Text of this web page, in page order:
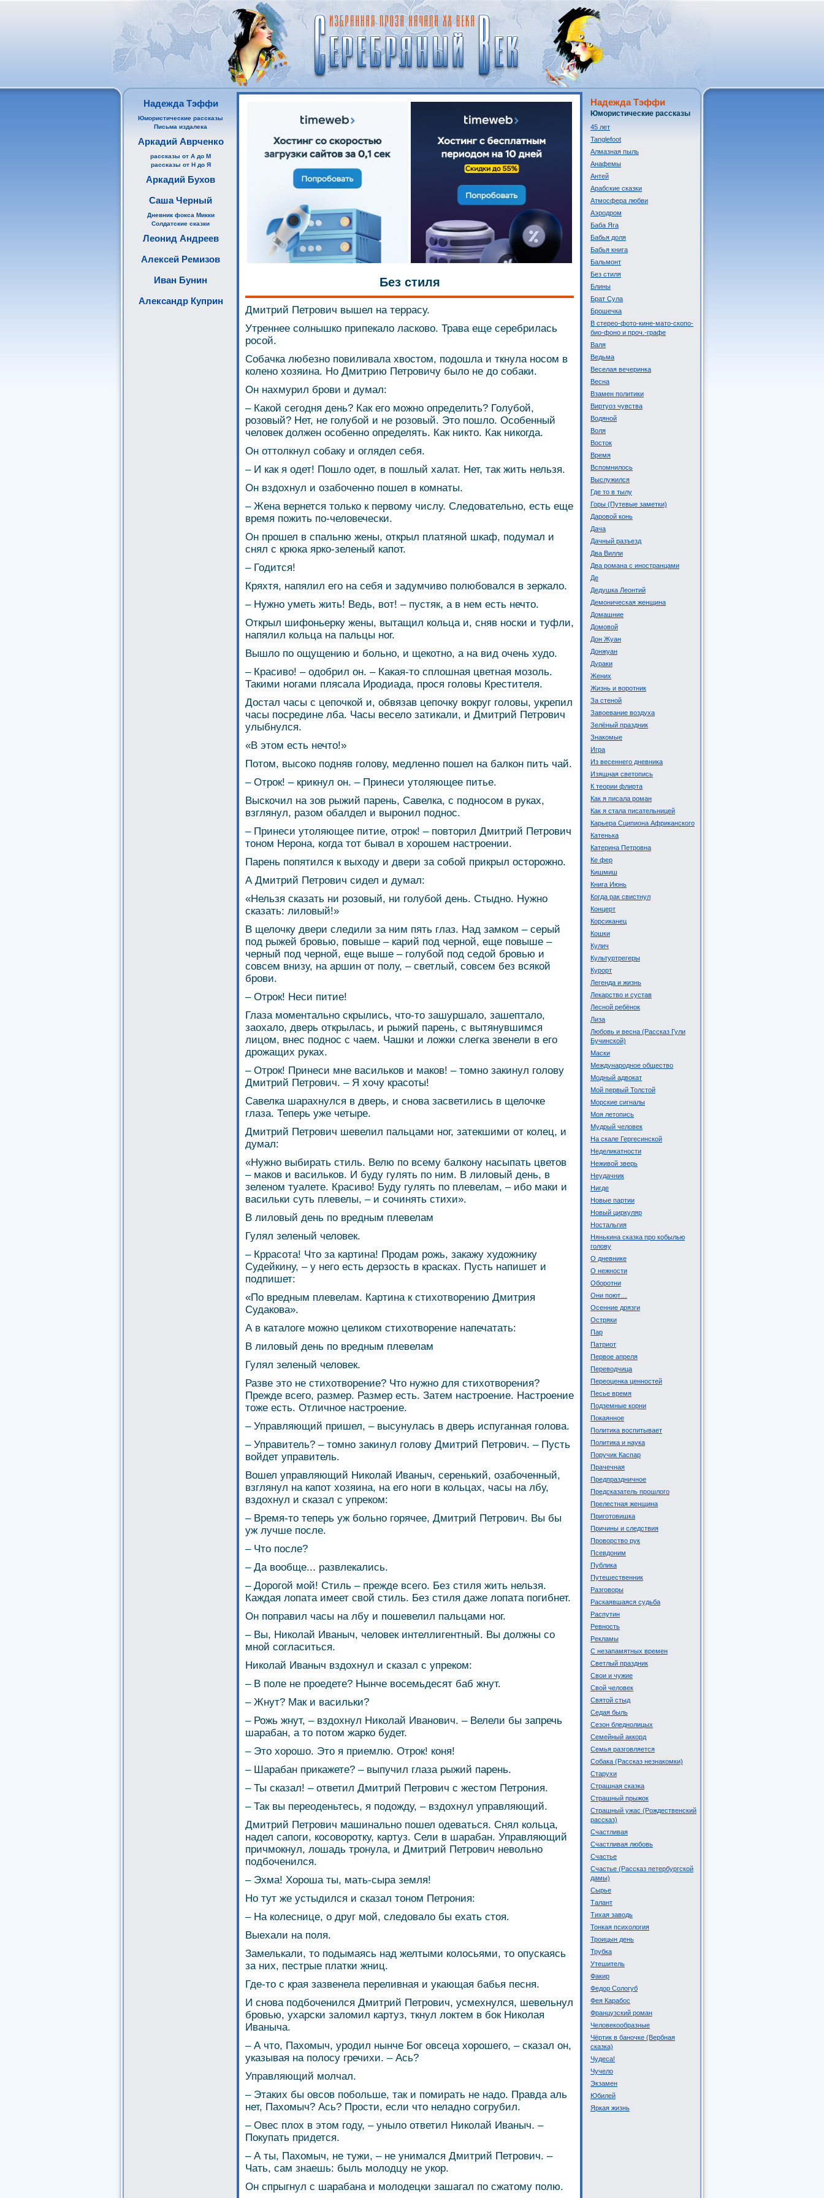
Надежда Тэффи
Юмористические рассказы
Письма издалека
Аркадий Аврченко
рассказы от А до М
рассказы от Н до Я
Аркадий Бухов
Саша Черный
Дневник фокса Микки
Солдатские сказки
Леонид Андреев
Алексей Ремизов
Иван Бунин
Александр Куприн
Надежда Тэффи
Юмористические рассказы
45 лет
Tanglefoot
Алмазная пыль
Анафемы
Антей
Арабские сказки
Атмосфера любви
Аэродром
Баба Яга
Бабья доля
Бабья книга
Бальмонт
Без стиля
Блины
Брат Сула
Брошечка
В стерео-фото-кине-мато-скопо-
био-фоно и проч.-графе
Валя
Ведьма
Веселая вечеринка
Весна
Взамен политики
Виртуоз чувства
Водяной
Воля
Восток
Время
Вспомнилось
Выслужился
Где то в тылу
Горы (Путевые заметки)
Даровой конь
Дача
Дачный разъезд
Два Вилли
Два романа с иностранцами
Де
Дедушка Леонтий
Демоническая женщина
Домашние
Домовой
Дон Жуан
Донжуан
Дураки
Жених
Жизнь и воротник
За стеной
Завоевание воздуха
Зелёный праздник
Знакомые
Игра
Из весеннего дневника
Изящная светопись
К теории флирта
Как я писала роман
Как я стала писательницей
Карьера Сципиона Африканского
Катенька
Катерина Петровна
Ке фер
Кишмиш
Книга Июнь
Когда рак свистнул
Концерт
Корсиканец
Кошки
Кулич
Культуртрегеры
Курорт
Легенда и жизнь
Лекарство и сустав
Лесной ребёнок
Лиза
Любовь и весна (Рассказ Гули
Бучинской)
Маски
Международное общество
Модный адвокат
Мой первый Толстой
Морские сигналы
Моя летопись
Мудрый человек
На скале Гергесинской
Неделикатности
Неживой зверь
Неудачник
Нигде
Новые партии
Новый циркуляр
Ностальгия
Нянькина сказка про кобылью
голову
О дневнике
О нежности
Оборотни
Они поют…
Осенние дрязги
Остряки
Пар
Патриот
Первое апреля
Переводчица
Переоценка ценностей
Песье время
Подземные корни
Покаянное
Политика воспитывает
Политика и наука
Поручик Каспар
Прачечная
Предпраздничное
Предсказатель прошлого
Прелестная женщина
Приготовишка
Причины и следствия
Проворство рук
Псевдоним
Публика
Путешественник
Разговоры
Раскаявшаяся судьба
Распутин
Ревность
Рекламы
С незапамятных времен
Светлый праздник
Свои и чужие
Свой человек
Святой стыд
Седая быль
Сезон бледнолицых
Семейный аккорд
Семья разговляется
Собака (Рассказ незнакомки)
Старухи
Страшная сказка
Страшный прыжок
Страшный ужас (Рождественский
рассказ)
Счастливая
Счастливая любовь
Счастье
Счастье (Рассказ петербургской
дамы)
Сырье
Талант
Тихая заводь
Тонкая психология
Троицын день
Трубка
Утешитель
Факир
Федор Сологуб
Фея Карабос
Французский роман
Человекообразные
Чёртик в баночке (Вербная
сказка)
Чудеса!
Чучело
Экзамен
Юбилей
Яркая жизнь
Без стиля
Дмитрий Петрович вышел на террасу.
Утреннее солнышко припекало ласково. Трава еще серебрилась
росой.
Собачка любезно повиливала хвостом, подошла и ткнула носом в
колено хозяина. Но Дмитрию Петровичу было не до собаки.
Он нахмурил брови и думал:
– Какой сегодня день? Как его можно определить? Голубой,
розовый? Нет, не голубой и не розовый. Это пошло. Особенный
человек должен особенно определять. Как никто. Как никогда.
Он оттолкнул собаку и оглядел себя.
– И как я одет! Пошло одет, в пошлый халат. Нет, так жить нельзя.
Он вздохнул и озабоченно пошел в комнаты.
– Жена вернется только к первому числу. Следовательно, есть еще
время пожить по-человечески.
Он прошел в спальню жены, открыл платяной шкаф, подумал и
снял с крюка ярко-зеленый капот.
– Годится!
Кряхтя, напялил его на себя и задумчиво полюбовался в зеркало.
– Нужно уметь жить! Ведь, вот! – пустяк, а в нем есть нечто.
Открыл шифоньерку жены, вытащил кольца и, сняв носки и туфли,
напялил кольца на пальцы ног.
Вышло по ощущению и больно, и щекотно, а на вид очень худо.
– Красиво! – одобрил он. – Какая-то сплошная цветная мозоль.
Такими ногами плясала Иродиада, прося головы Крестителя.
Достал часы с цепочкой и, обвязав цепочку вокруг головы, укрепил
часы посредине лба. Часы весело затикали, и Дмитрий Петрович
улыбнулся.
«В этом есть нечто!»
Потом, высоко подняв голову, медленно пошел на балкон пить чай.
– Отрок! – крикнул он. – Принеси утоляющее питье.
Выскочил на зов рыжий парень, Савелка, с подносом в руках,
взглянул, разом обалдел и выронил поднос.
– Принеси утоляющее питие, отрок! – повторил Дмитрий Петрович
тоном Нерона, когда тот бывал в хорошем настроении.
Парень попятился к выходу и двери за собой прикрыл осторожно.
А Дмитрий Петрович сидел и думал:
«Нельзя сказать ни розовый, ни голубой день. Стыдно. Нужно
сказать: лиловый!»
В щелочку двери следили за ним пять глаз. Над замком – серый
под рыжей бровью, повыше – карий под черной, еще повыше –
черный под черной, еще выше – голубой под седой бровью и
совсем внизу, на аршин от полу, – светлый, совсем без всякой
брови.
– Отрок! Неси питие!
Глаза моментально скрылись, что-то зашуршало, зашептало,
заохало, дверь открылась, и рыжий парень, с вытянувшимся
лицом, внес поднос с чаем. Чашки и ложки слегка звенели в его
дрожащих руках.
– Отрок! Принеси мне васильков и маков! – томно закинул голову
Дмитрий Петрович. – Я хочу красоты!
Савелка шарахнулся в дверь, и снова засветились в щелочке
глаза. Теперь уже четыре.
Дмитрий Петрович шевелил пальцами ног, затекшими от колец, и
думал:
«Нужно выбирать стиль. Велю по всему балкону насыпать цветов
– маков и васильков. И буду гулять по ним. В лиловый день, в
зеленом туалете. Красиво! Буду гулять по плевелам, – ибо маки и
васильки суть плевелы, – и сочинять стихи».
В лиловый день по вредным плевелам
Гулял зеленый человек.
– Кррасота! Что за картина! Продам рожь, закажу художнику
Судейкину, – у него есть дерзость в красках. Пусть напишет и
подпишет:
«По вредным плевелам. Картина к стихотворению Дмитрия
Судакова».
А в каталоге можно целиком стихотворение напечатать:
В лиловый день по вредным плевелам
Гулял зеленый человек.
Разве это не стихотворение? Что нужно для стихотворения?
Прежде всего, размер. Размер есть. Затем настроение. Настроение
тоже есть. Отличное настроение.
– Управляющий пришел, – высунулась в дверь испуганная голова.
– Управитель? – томно закинул голову Дмитрий Петрович. – Пусть
войдет управитель.
Вошел управляющий Николай Иваныч, серенький, озабоченный,
взглянул на капот хозяина, на его ноги в кольцах, часы на лбу,
вздохнул и сказал с упреком:
– Время-то теперь уж больно горячее, Дмитрий Петрович. Вы бы
уж лучше после.
– Что после?
– Да вообще... развлекались.
– Дорогой мой! Стиль – прежде всего. Без стиля жить нельзя.
Каждая лопата имеет свой стиль. Без стиля даже лопата погибнет.
Он поправил часы на лбу и пошевелил пальцами ног.
– Вы, Николай Иваныч, человек интеллигентный. Вы должны со
мной согласиться.
Николай Иваныч вздохнул и сказал с упреком:
– В поле не проедете? Нынче восемьдесят баб жнут.
– Жнут? Мак и васильки?
– Рожь жнут, – вздохнул Николай Иванович. – Велели бы запречь
шарабан, а то потом жарко будет.
– Это хорошо. Это я приемлю. Отрок! коня!
– Шарабан прикажете? – выпучил глаза рыжий парень.
– Ты сказал! – ответил Дмитрий Петрович с жестом Петрония.
– Так вы переоденьтесь, я подожду, – вздохнул управляющий.
Дмитрий Петрович машинально пошел одеваться. Снял кольца,
надел сапоги, косоворотку, картуз. Сели в шарабан. Управляющий
причмокнул, лошадь тронула, и Дмитрий Петрович невольно
подбоченился.
– Эхма! Хороша ты, мать-сыра земля!
Но тут же устыдился и сказал тоном Петрония:
– На колеснице, о друг мой, следовало бы ехать стоя.
Выехали на поля.
Замелькали, то подымаясь над желтыми колосьями, то опускаясь
за них, пестрые платки жниц.
Где-то с края зазвенела переливная и укающая бабья песня.
И снова подбоченился Дмитрий Петрович, усмехнулся, шевельнул
бровью, ухарски заломил картуз, ткнул локтем в бок Николая
Иваныча.
– А что, Пахомыч, уродил нынче Бог овсеца хорошего, – сказал он,
указывая на полосу гречихи. – Ась?
Управляющий молчал.
– Этаких бы овсов побольше, так и помирать не надо. Правда аль
нет, Пахомыч? Ась? Прости, если что неладно согрубил.
– Овес плох в этом году, – уныло ответил Николай Иваныч. –
Покупать придется.
– А ты, Пахомыч, не тужи, – не унимался Дмитрий Петрович. –
Чать, сам знаешь: быль молодцу не укор.
Он спрыгнул с шарабана и молодецки зашагал по сжатому полю.